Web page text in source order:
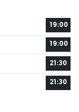
19:00
19:00
21:30
21:30